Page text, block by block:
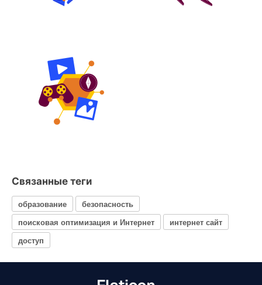
Связанные теги
образование
безопасность
поисковая оптимизация и Интернет
интернет сайт
доступ